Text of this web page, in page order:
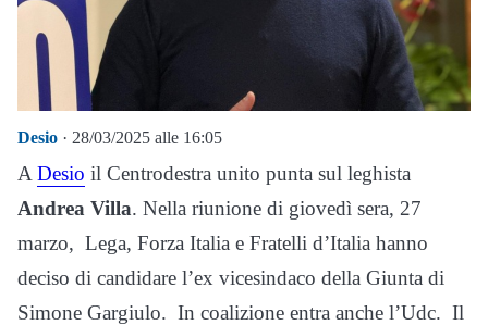
Desio · 28/03/2025 alle 16:05
A Desio il Centrodestra unito punta sul leghista
Andrea Villa. Nella riunione di giovedì sera, 27
marzo, Lega, Forza Italia e Fratelli d’Italia hanno
deciso di candidare l’ex vicesindaco della Giunta di
Simone Gargiulo. In coalizione entra anche l’Udc. Il